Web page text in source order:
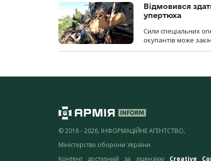
Відмовився
упертюха
Сили спеціальних
окупантів може
© 2018 - 2026, ІНФОРМАЦІЙНЕ АГЕНТСТВО,
Міністерство оборони України
Контент доступний за ліцензією Creative